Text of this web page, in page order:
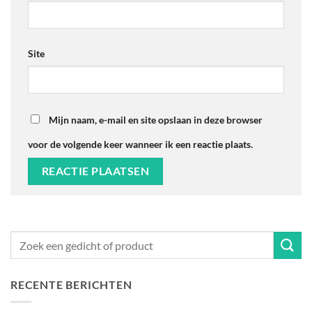
Site
Mijn naam, e-mail en site opslaan in deze browser
voor de volgende keer wanneer ik een reactie plaats.
RECENTE BERICHTEN